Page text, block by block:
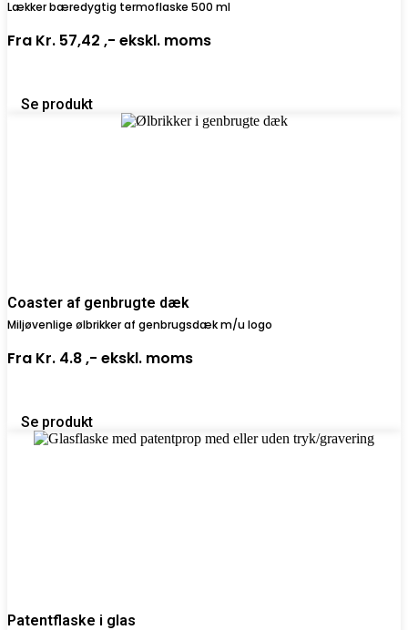
Lækker bæredygtig termoflaske 500 ml
Fra Kr. 57,42 ,- ekskl. moms
Se produkt
Coaster af genbrugte dæk
Miljøvenlige ølbrikker af genbrugsdæk m/u logo
Fra Kr. 4.8 ,- ekskl. moms
Se produkt
Patentflaske i glas